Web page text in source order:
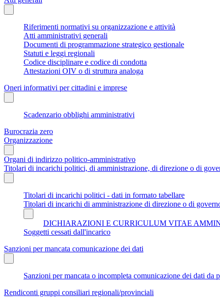
Riferimenti normativi su organizzazione e attività
Atti amministrativi generali
Documenti di programmazione strategico gestionale
Statuti e leggi regionali
Codice disciplinare e codice di condotta
Attestazioni OIV o di struttura analoga
Oneri informativi per cittadini e imprese
Scadenzario obblighi amministrativi
Burocrazia zero
Organizzazione
Organi di indirizzo politico-amministrativo
Titolari di incarichi politici, di amministrazione, di direzione o di
Titolari di incarichi politici - dati in formato tabellare
Titolari di incarichi di amministrazione di direzione o di
DICHIARAZIONI E CURRICULUM VITAE
Soggetti cessati dall'incarico
Sanzioni per mancata comunicazione dei dati
Sanzioni per mancata o incompleta comunicazione dei dati
Rendiconti gruppi consiliari regionali/provinciali